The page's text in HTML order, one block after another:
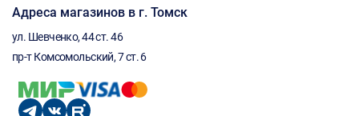
Адреса магазинов в г. Томск
ул. Шевченко, 44 ст. 46
пр-т Комсомольский, 7 ст. 6